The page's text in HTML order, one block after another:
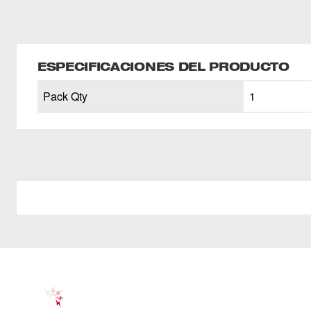
ESPECIFICACIONES DEL PRODUCTO
Pack Qty 1